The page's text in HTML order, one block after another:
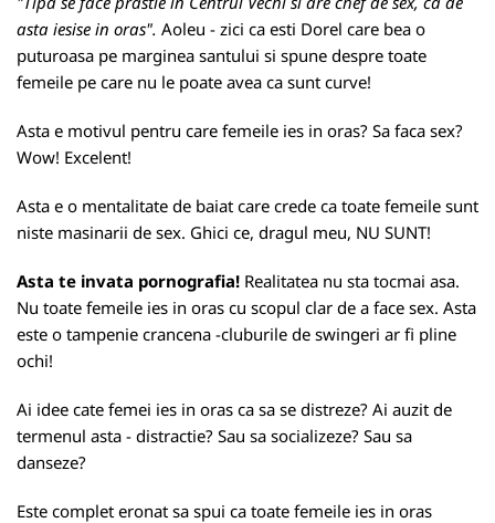
asta iesise in oras". Aoleu - zici ca esti Dorel care bea o
puturoasa pe marginea santului si spune despre toate
femeile pe care nu le poate avea ca sunt curve!
Asta e motivul pentru care femeile ies in oras? Sa faca sex?
Wow! Excelent!
Asta e o mentalitate de baiat care crede ca toate femeile sunt
niste masinarii de sex. Ghici ce, dragul meu, NU SUNT!
Asta te invata pornografia! Realitatea nu sta tocmai asa.
Nu toate femeile ies in oras cu scopul clar de a face sex. Asta
este o tampenie crancena -cluburile de swingeri ar fi pline
ochi!
Ai idee cate femei ies in oras ca sa se distreze? Ai auzit de
termenul asta - distractie? Sau sa socializeze? Sau sa
danseze?
Este complet eronat sa spui ca toate femeile ies in oras